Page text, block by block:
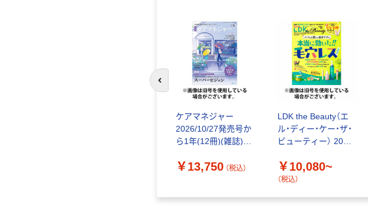
ケアマネジャー
2026/10/27発売号か
ら1年(12冊)(雑誌)
￥13,750 （税込）
LDK the Beauty（エ
ル・ディー・ケー・ザ・
ビューティー） 2026
￥10,080~
（税込）
前のスライドへ